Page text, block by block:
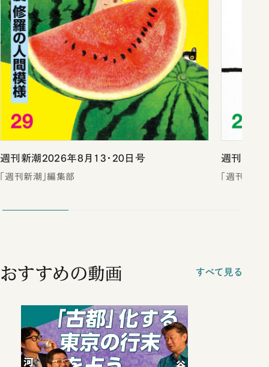
週刊新潮2026年8月13・20日号
「週刊新潮」編集部
週刊新潮
「週刊新潮
おすすめの動画 すべて見る